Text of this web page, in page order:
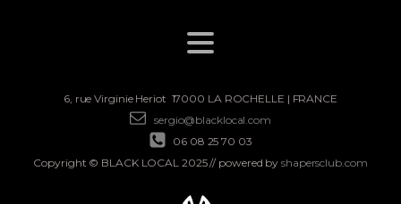
6, rue Virginie Heriot 17000 LA ROCHELLE | FRANCE
sergio@blacklocal.com
06 08 25 70 03
Copyright © BLACK LOCAL 2025 // powered byshapersclub.com